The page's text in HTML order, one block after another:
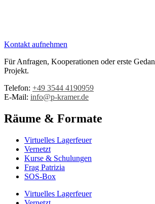
Kontakt aufnehmen
Für Anfragen, Kooperationen oder erste
Projekt.
Telefon: +49 3544 4190959‬
E-Mail: info@p-kramer.de
Räume & Formate
Virtuelles Lagerfeuer
Vernetzt
Kurse & Schulungen
Frag Patrizia
SOS-Box
Virtuelles Lagerfeuer